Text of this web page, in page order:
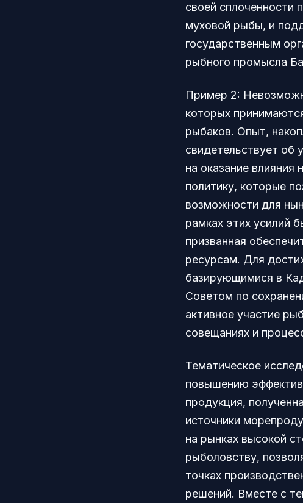
своей сплоченности
муховой рыбы, и
государственным
рыбного промысла
Пример 2:
которых
рыбаков. Опыт,
свидетельствует об
на оказание влияния
политику, которые
возможности для
рамках этих усилий
призванная
ресурсам. Для
базирующимися в
Советом по
активное участие
совещаниях и
Тематическое
повышению
продукция,
источники
на рынках высокой
рыболовству,
точках
решений. Вместе с